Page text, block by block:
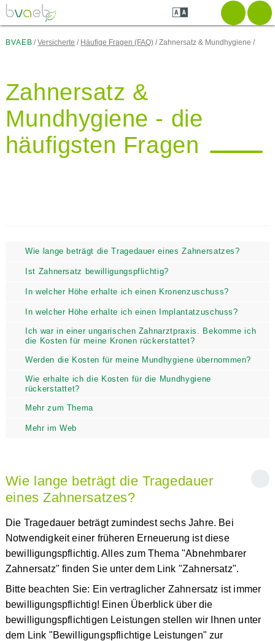
Zum
Seiteninhalt
springen
Zur
Navigation
springen
Zur
Mobilen
Navigation
BVAEB Versicherte Häufige Fragen (FAQ) Zahnersatz & Mundhygiene
Zahnersatz &
Mundhygiene - die
häufigsten Fragen
Wie lange beträgt die Tragedauer eines Zahnersatzes?
Ist Zahnersatz bewilligungspflichtig?
In welcher Höhe erhalte ich einen Kronenzuschuss?
In welcher Höhe erhalte ich einen Implantatzuschuss?
Ich war in einer ungarischen Zahnarztpraxis. Bekomme ich
die Kosten für meine Kronen rückerstattet?
Werden die Kosten für meine Mundhygiene übernommen?
Wie erhalte ich die Kosten für die Mundhygiene
rückerstattet?
Mehr zum Thema
Mehr im Web
Wie lange beträgt die Tragedauer
eines Zahnersatzes?
Die Tragedauer beträgt zumindest sechs Jahre. Bei
Notwendigkeit einer früheren Erneuerung ist diese
bewilligungspflichtig. Alles zum Thema "Abnehmbarer
Zahnersatz" finden Sie unter dem Link "Zahnersatz".
Bitte beachten Sie: Ein vertraglicher Zahnersatz ist immer
bewilligungspflichtig! Einen Überblick über die
bewilligungspflichtigen Leistungen stellen wir Ihnen unter
dem Link "Bewilligungspflichtige Leistungen" zur